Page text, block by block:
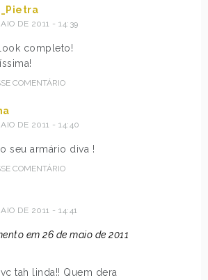
DE 2011 - 14:39
completo!
COMENTÁRIO
DE 2011 - 14:40
seu armário diva !
COMENTÁRIO
DE 2011 - 14:41
em 26 de maio de 2011
tah linda!! Quem dera